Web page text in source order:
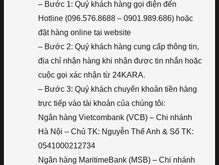
– Bước 1: Quý khách hàng gọi điện đến
Hotline (096.576.8688 – 0901.989.686) hoặc
đặt hàng online tại website
– Bước 2: Quý khách hàng cung cấp thông tin,
địa chỉ nhận hàng khi nhận được tin nhắn hoặc
cuộc gọi xác nhận từ 24KARA.
– Bước 3: Quý khách chuyển khoản tiền hàng
trực tiếp vào tài khoản của chúng tôi:
Ngân hàng Vietcombank (VCB) – Chi nhánh
Hà Nội – Chủ TK: Nguyễn Thế Anh & Số TK:
0541000212734
Ngân hàng MaritimeBank (MSB) – Chi nhánh